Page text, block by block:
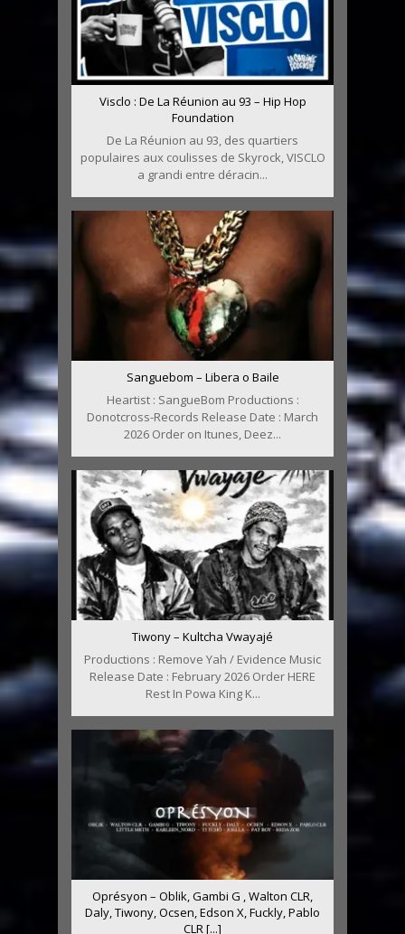
Visclo : De La Réunion au 93 – Hip Hop
Foundation
De La Réunion au 93, des quartiers
populaires aux coulisses de Skyrock, VISCLO
a grandi entre déracin...
Sanguebom – Libera o Baile
Heartist : SangueBom Productions :
Donotcross-Records Release Date : March
2026 Order on Itunes, Deez...
Tiwony – Kultcha Vwayajé
Productions : Remove Yah / Evidence Music
Release Date : February 2026 Order HERE
Rest In Powa King K...
Oprésyon – Oblik, Gambi G , Walton CLR,
Daly, Tiwony, Ocsen, Edson X, Fuckly, Pablo
CLR [...]